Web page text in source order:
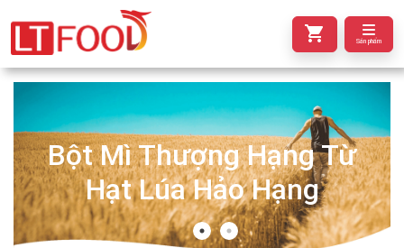
Sản phẩm
Bột Mì Thượng Hạng Từ
Hạt Lúa Hảo Hạng